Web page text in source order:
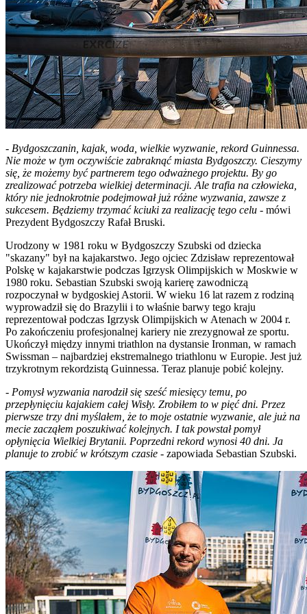
- Bydgoszczanin, kajak, woda, wielkie wyzwanie, rekord Guinnessa.
Nie może w tym oczywiście zabraknąć miasta Bydgoszczy. Cieszymy
się, że możemy być partnerem tego odważnego projektu. By go
zrealizować potrzeba wielkiej determinacji. Ale trafia na człowieka,
który nie jednokrotnie podejmował już różne wyzwania, zawsze z
sukcesem. Będziemy trzymać kciuki za realizację tego celu - mówi
Prezydent Bydgoszczy Rafał Bruski.
Urodzony w 1981 roku w Bydgoszczy Szubski od dziecka
"skazany" był na kajakarstwo. Jego ojciec Zdzisław reprezentował
Polskę w kajakarstwie podczas Igrzysk Olimpijskich w Moskwie w
1980 roku. Sebastian Szubski swoją karierę zawodniczą
rozpoczynał w bydgoskiej Astorii. W wieku 16 lat razem z rodziną
wyprowadził się do Brazylii i to właśnie barwy tego kraju
reprezentował podczas Igrzysk Olimpijskich w Atenach w 2004 r.
Po zakończeniu profesjonalnej kariery nie zrezygnował ze sportu.
Ukończył między innymi triathlon na dystansie Ironman, w ramach
Swissman – najbardziej ekstremalnego triathlonu w Europie. Jest już
trzykrotnym rekordzistą Guinnessa. Teraz planuje pobić kolejny.
- Pomysł wyzwania narodził się sześć miesięcy temu, po
przepłynięciu kajakiem całej Wisły. Zrobiłem to w pięć dni. Przez
pierwsze trzy dni myślałem, że to moje ostatnie wyzwanie, ale już na
mecie zacząłem poszukiwać kolejnych. I tak powstał pomył
opłynięcia Wielkiej Brytanii. Poprzedni rekord wynosi 40 dni. Ja
planuje to zrobić w krótszym czasie - zapowiada Sebastian Szubski.